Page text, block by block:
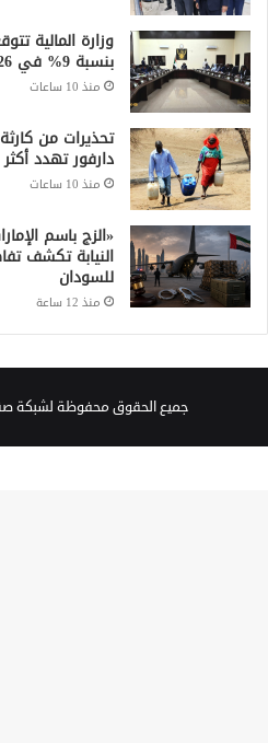
وزارة المالية
بنسبة 9% في 2026 واستمرار تراجع التضخم
منذ 10 ساعات
تحذيرات من
دارفور تهدد أكثر من 270
منذ 10 ساعات
«الزج باسم
النيابة تكشف
للسودان
منذ 12 ساعة
جميع الحقوق محفوظة لشبكة صقر